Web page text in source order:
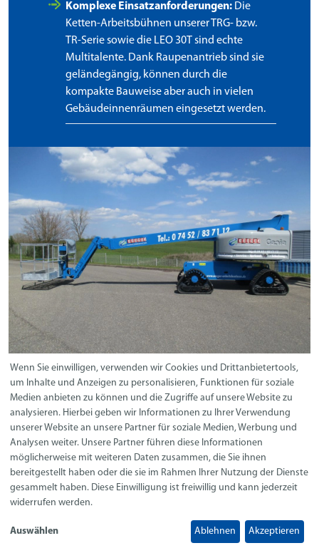
Komplexe Einsatzanforderungen: Die
Ketten-Arbeitsbühnen unserer TRG- bzw.
TR-Serie sowie die LEO 30T sind echte
Multitalente. Dank Raupenantrieb sind sie
geländegängig, können durch die
kompakte Bauweise aber auch in vielen
Gebäudeinnenräumen eingesetzt werden.
Spezial-Arbeitsbühnen sicher
einsetzen: SYSTEM-CARD-
Schulungen bei Seeger
MERKLISTE
Wenn Sie einwilligen, verwenden wir Cookies und Drittanbietertools,
um Inhalte und Anzeigen zu personalisieren, Funktionen für soziale
Medien anbieten zu können und die Zugriffe auf unsere Website zu
analysieren. Hierbei geben wir Informationen zu Ihrer Verwendung
unserer Website an unsere Partner für soziale Medien, Werbung und
Analysen weiter. Unsere Partner führen diese Informationen
möglicherweise mit weiteren Daten zusammen, die Sie ihnen
bereitgestellt haben oder die sie im Rahmen Ihrer Nutzung der Dienste
gesammelt haben. Diese Einwilligung ist freiwillig und kann jederzeit
widerrufen werden.
Auswählen Ablehnen Akzeptieren